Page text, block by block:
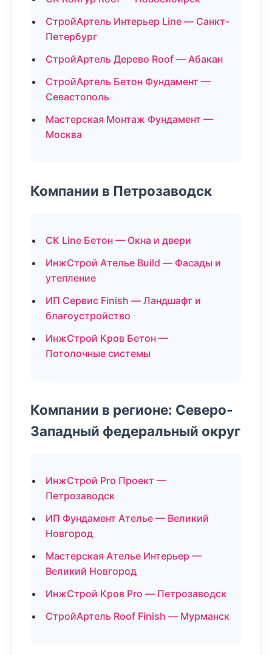
СтройАртель Интерьер Line — Санкт-
Петербург
СтройАртель Дерево Roof — Абакан
СтройАртель Бетон Фундамент —
Севастополь
Мастерская Монтаж Фундамент —
Москва
Компании в Петрозаводск
СК Line Бетон — Окна и двери
ИнжСтрой Ателье Build — Фасады и
утепление
ИП Сервис Finish — Ландшафт и
благоустройство
ИнжСтрой Кров Бетон —
Потолочные системы
Компании в регионе: Северо-
Западный федеральный округ
ИнжСтрой Pro Проект —
Петрозаводск
ИП Фундамент Ателье — Великий
Новгород
Мастерская Ателье Интерьер —
Великий Новгород
ИнжСтрой Кров Pro — Петрозаводск
СтройАртель Roof Finish — Мурманск